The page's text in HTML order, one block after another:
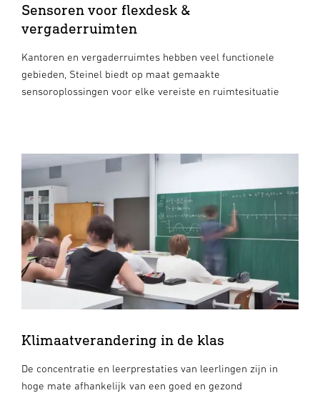
Sensoren voor flexdesk &
vergaderruimten
Kantoren en vergaderruimtes hebben veel functionele
gebieden, Steinel biedt op maat gemaakte
sensoroplossingen voor elke vereiste en ruimtesituatie
Klimaatverandering in de klas
De concentratie en leerprestaties van leerlingen zijn in
hoge mate afhankelijk van een goed en gezond